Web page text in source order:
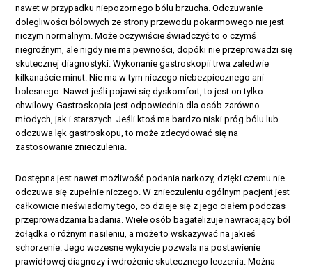
nawet w przypadku niepozornego bólu brzucha. Odczuwanie
dolegliwości bólowych ze strony przewodu pokarmowego nie jest
niczym normalnym. Może oczywiście świadczyć to o czymś
niegroźnym, ale nigdy nie ma pewności, dopóki nie przeprowadzi się
skutecznej diagnostyki. Wykonanie gastroskopii trwa zaledwie
kilkanaście minut. Nie ma w tym niczego niebezpiecznego ani
bolesnego. Nawet jeśli pojawi się dyskomfort, to jest on tylko
chwilowy. Gastroskopia jest odpowiednia dla osób zarówno
młodych, jak i starszych. Jeśli ktoś ma bardzo niski próg bólu lub
odczuwa lęk gastroskopu, to może zdecydować się na
zastosowanie znieczulenia.
Dostępna jest nawet możliwość podania narkozy, dzięki czemu nie
odczuwa się zupełnie niczego. W znieczuleniu ogólnym pacjent jest
całkowicie nieświadomy tego, co dzieje się z jego ciałem podczas
przeprowadzania badania. Wiele osób bagatelizuje nawracający ból
żołądka o różnym nasileniu, a może to wskazywać na jakieś
schorzenie. Jego wczesne wykrycie pozwala na postawienie
prawidłowej diagnozy i wdrożenie skutecznego leczenia. Można